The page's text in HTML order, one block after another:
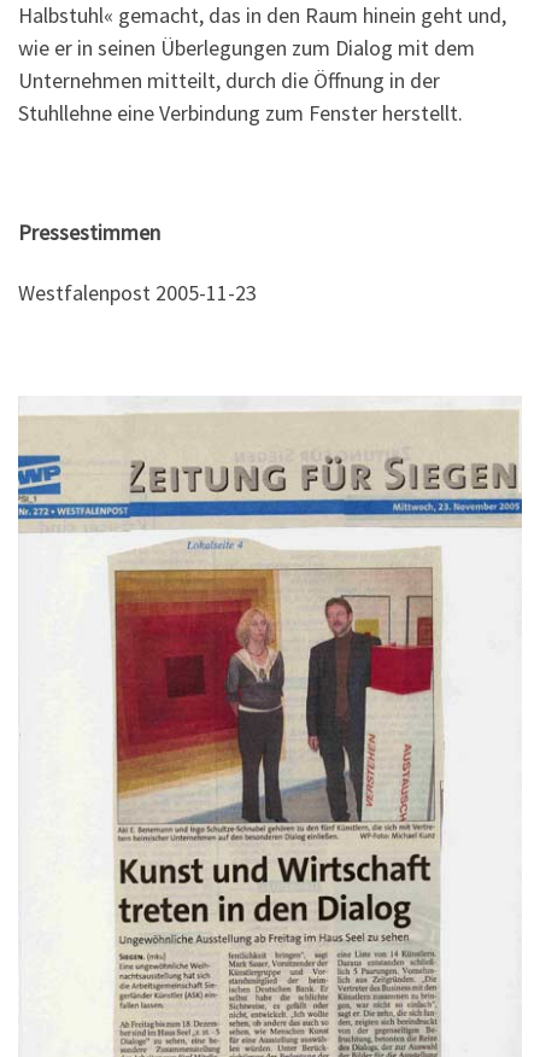
Halbstuhl« gemacht, das in den Raum hinein geht und,
wie er in seinen Überlegungen zum Dialog mit dem
Unternehmen mitteilt, durch die Öffnung in der
Stuhllehne eine Verbindung zum Fenster herstellt.
Pressestimmen
Westfalenpost 2005-11-23